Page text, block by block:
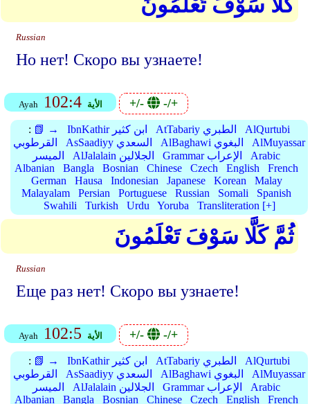
Russian
Но нет! Скоро вы узнаете!
Ayah 102:4 الأية +/- -/+
: 📗 → IbnKathir ابن كثير AtTabariy الطبري
AlQurtubi
القرطوبي
AsSaadiyy السعدي AlBaghawi البغوي
AlMuyassar
الميسر
AlJalalain الجلالين Grammar الإعراب
Arabic
Albanian
Bangla Bosnian Chinese Czech English
French
German
Hausa Indonesian Japanese Korean
Malay
Malayalam
Persian Portuguese Russian Somali
Spanish
Swahili
Turkish Urdu Yoruba Transliteration [+]
ثُمَّ كَلَّا سَوْفَ تَعْلَمُونَ
Russian
Еще раз нет! Скоро вы узнаете!
Ayah 102:5 الأية +/- -/+
: 📗 → IbnKathir ابن كثير AtTabariy الطبري
AlQurtubi
القرطوبي
AsSaadiyy السعدي AlBaghawi البغوي
AlMuyassar
الميسر
AlJalalain الجلالين Grammar الإعراب
Arabic
Albanian
Bangla Bosnian Chinese Czech English
French